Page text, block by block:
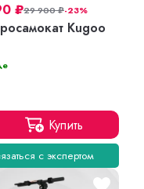
₽29 900₽-23%
Kugoo
Купить
с экспертом